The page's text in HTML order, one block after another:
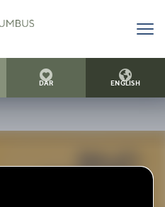

DAR

ENGLISH